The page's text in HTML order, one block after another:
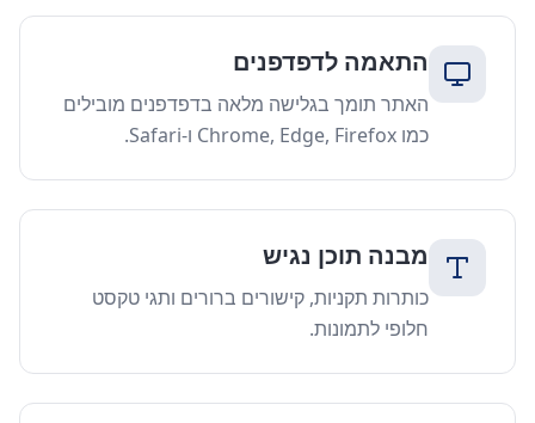
התאמה לדפדפנים
האתר תומך בגלישה מלאה בדפדפנים מובילים
כמו Chrome, Edge, Firefox ו-Safari.
מבנה תוכן נגיש
כותרות תקניות, קישורים ברורים ותגי טקסט
חלופי לתמונות.